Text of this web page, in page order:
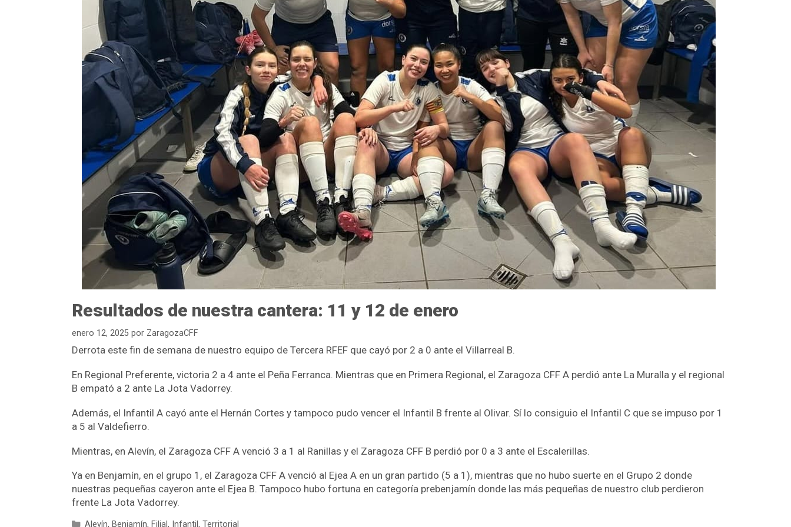
Resultados de nuestra cantera: 11 y 12 de enero
enero 12, 2025 por ZaragozaCFF
Derrota este fin de semana de nuestro equipo de Tercera RFEF que cayó por 2 a 0 ante el Villarreal B.
En Regional Preferente, victoria 2 a 4 ante el Peña Ferranca. Mientras que en Primera Regional, el Zaragoza CFF A perdió ante La Muralla y el regional
B empató a 2 ante La Jota Vadorrey.
Además, el Infantil A cayó ante el Hernán Cortes y tampoco pudo vencer el Infantil B frente al Olivar. Sí lo consiguio el Infantil C que se impuso por 1
a 5 al Valdefierro.
Mientras, en Alevín, el Zaragoza CFF A venció 3 a 1 al Ranillas y el Zaragoza CFF B perdió por 0 a 3 ante el Escalerillas.
Ya en Benjamín, en el grupo 1, el Zaragoza CFF A venció al Ejea A en un gran partido (5 a 1), mientras que no hubo suerte en el Grupo 2 donde
nuestras pequeñas cayeron ante el Ejea B. Tampoco hubo fortuna en categoría prebenjamín donde las más pequeñas de nuestro club perdieron
frente La Jota Vadorrey.
Alevín, Benjamín, Filial, Infantil , Territorial